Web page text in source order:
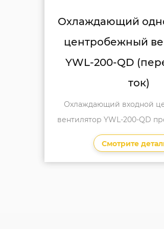
одновходовой
вентилятор
Вентилятор YWL-250-
вентилятор-это
Смотрите